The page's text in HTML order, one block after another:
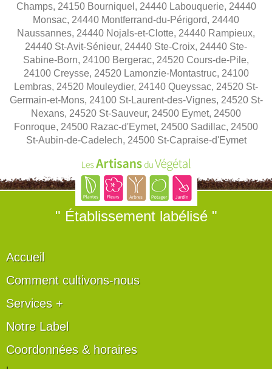
Champs, 24150 Bourniquel, 24440 Labouquerie, 24440
Monsac, 24440 Montferrand-du-Périgord, 24440
Naussannes, 24440 Nojals-et-Clotte, 24440 Rampieux,
24440 St-Avit-Sénieur, 24440 Ste-Croix, 24440 Ste-
Sabine-Born, 24100 Bergerac, 24520 Cours-de-Pile,
24100 Creysse, 24520 Lamonzie-Montastruc, 24100
Lembras, 24520 Mouleydier, 24140 Queyssac, 24520 St-
Germain-et-Mons, 24100 St-Laurent-des-Vignes, 24520 St-
Nexans, 24520 St-Sauveur, 24500 Eymet, 24500
Fonroque, 24500 Razac-d'Eymet, 24500 Sadillac, 24500
St-Aubin-de-Cadelech, 24500 St-Capraise-d'Eymet
" Établissement labélisé "
Accueil
Comment cultivons-nous
Services +
Notre Label
Coordonnées & horaires